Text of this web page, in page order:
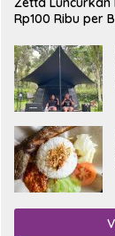
Rp100 Ribu per